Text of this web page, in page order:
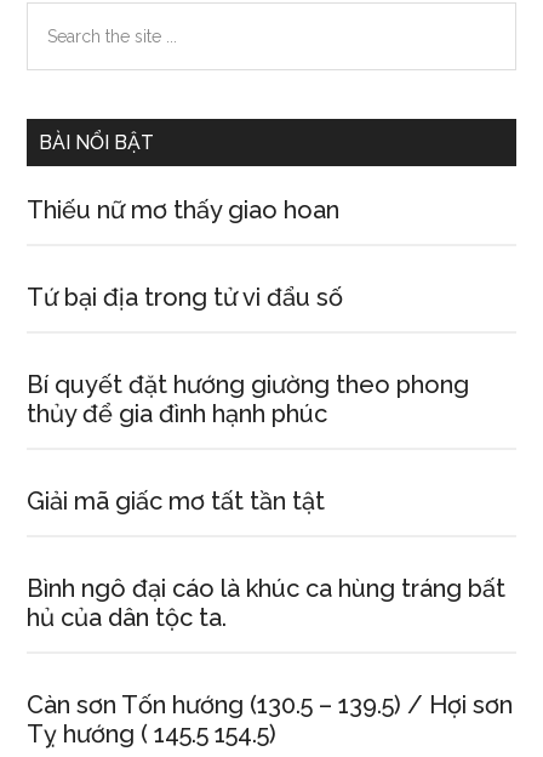
Primary
Sidebar
the
BÀI NỔI BẬT
Thiếu nữ mơ thấy giao hoan
Tứ bại địa trong tử vi đẩu số
Bí quyết đặt hướng giường theo phong
thủy để gia đình hạnh phúc
Giải mã giấc mơ tất tần tật
Bình ngô đại cáo là khúc ca hùng tráng bất
hủ của dân tộc ta.
Càn sơn Tốn hướng (130.5 – 139.5) / Hợi sơn
Tỵ hướng ( 145.5 154.5)